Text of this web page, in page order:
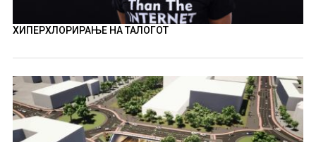
ХИПЕРХЛОРИРАЊЕ НА ТАЛОГОТ